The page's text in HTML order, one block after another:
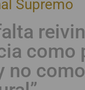
Supremo
como
no